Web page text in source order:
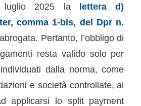
luglio 2025 la lettera d)
comma 1-bis, del Dpr n.
Pertanto, l’obbligo di
resta valido solo per
dalla norma, come
e società controllate, ai
applicarsi lo split payment